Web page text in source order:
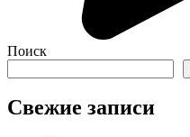
Поиск
Свежие записи